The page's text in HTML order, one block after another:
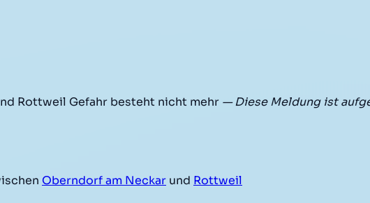
Rottweil Gefahr besteht nicht mehr — Diese Meldung ist
Oberndorf am Neckar und Rottweil